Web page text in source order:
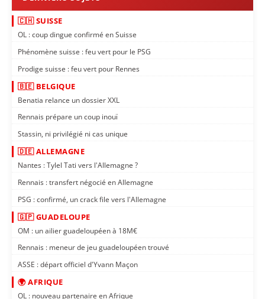
🇨🇭 SUISSE
OL : coup dingue confirmé en Suisse
Phénomène suisse : feu vert pour le PSG
Prodige suisse : feu vert pour Rennes
🇧🇪 BELGIQUE
Benatia relance un dossier XXL
Rennais prépare un coup inouï
Stassin, ni privilégié ni cas unique
🇩🇪 ALLEMAGNE
Nantes : Tylel Tati vers l'Allemagne ?
Rennais : transfert négocié en Allemagne
PSG : confirmé, un crack file vers l'Allemagne
🇬🇵 GUADELOUPE
OM : un ailier guadeloupéen à 18M€
Rennais : meneur de jeu guadeloupéen trouvé
ASSE : départ officiel d'Yvann Maçon
🌍 AFRIQUE
OL : nouveau partenaire en Afrique